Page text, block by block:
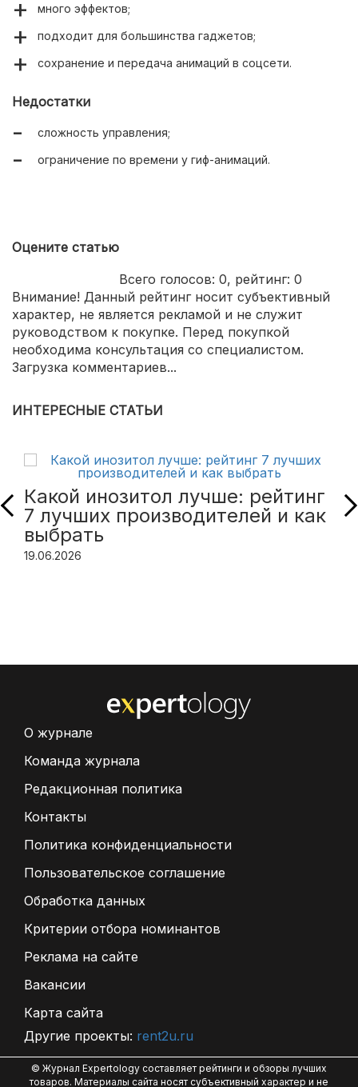
много эффектов;
подходит для большинства гаджетов;
сохранение и передача анимаций в соцсети.
Недостатки
сложность управления;
ограничение по времени у гиф-анимаций.
Оцените статью
Всего голосов: 0, рейтинг: 0
Внимание! Данный рейтинг носит субъективный
характер, не является рекламой и не служит
руководством к покупке. Перед покупкой
необходима консультация со специалистом.
Загрузка комментариев...
ИНТЕРЕСНЫЕ СТАТЬИ
Какой инозитол лучше: рейтинг
7 лучших производителей и как
выбрать
19.06.2026
О журнале
Команда журнала
Редакционная политика
Контакты
Политика конфиденциальности
Пользовательское соглашение
Обработка данных
Критерии отбора номинантов
Реклама на сайте
Вакансии
Карта сайта
Другие проекты: rent2u.ru
© Журнал Expertology составляет рейтинги и обзоры лучших
товаров. Материалы сайта носят субъективный характер и не